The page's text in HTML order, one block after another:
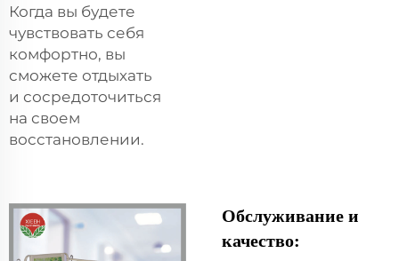
Когда вы будете
чувствовать себя
комфортно, вы
сможете отдыхать
и сосредоточиться
на своем
восстановлении.
Обслуживание и
качество: